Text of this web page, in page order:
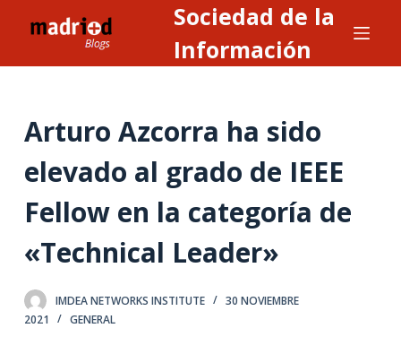
l
n
e
n
Sociedad de la
Información
Arturo Azcorra ha sido
elevado al grado de IEEE
Fellow en la categoría de
«Technical Leader»
IMDEA NETWORKS INSTITUTE
30 NOVIEMBRE
2021
GENERAL